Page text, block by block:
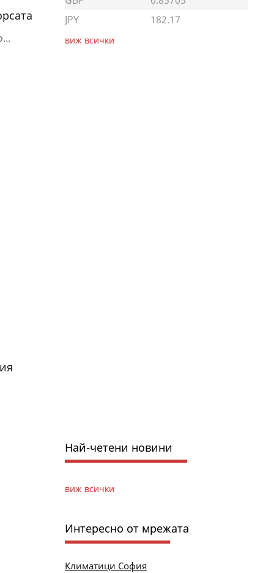
JPY
182.17
виж всички
Най-четени новини
виж всички
Интересно от мрежата
Климатици София